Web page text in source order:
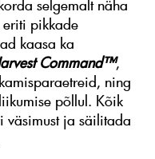
selgemalt näha
pikkade
kaasa ka
Command™,
ning
põllul. Kõik
väsimust ja säilitada